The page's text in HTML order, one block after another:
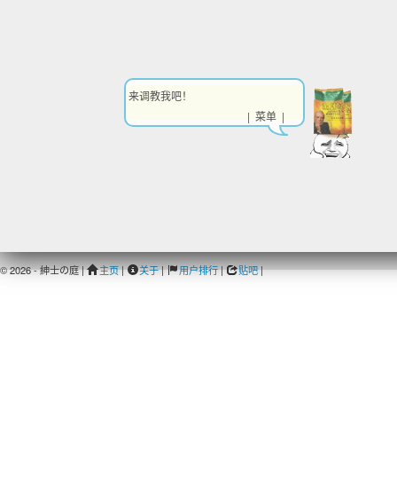
© 2026 - 紳士の庭 | 主页| 关于| 用户排行| 贴吧|
来调教我吧！
| 菜单 |